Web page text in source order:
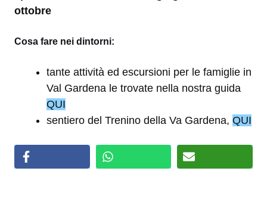
ottobre
Cosa fare nei dintorni:
tante attività ed escursioni per le famiglie in
Val Gardena le trovate nella nostra guida
QUI
sentiero del Trenino della Va Gardena, QUI